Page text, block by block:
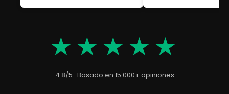
★★★★★
4.8/5 · Basado en 15.000+ opiniones